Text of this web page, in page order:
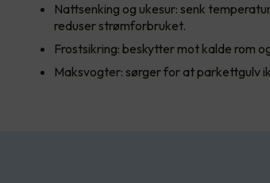
Nattsenking og ukesur: senk
reduser strømforbruket.
Frostsikring: beskytter mot kalde rom
Maksvogter: sørger for at parkettgulv